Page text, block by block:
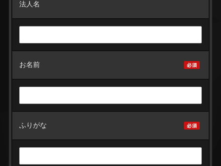
法人名
お名前
ふりがな